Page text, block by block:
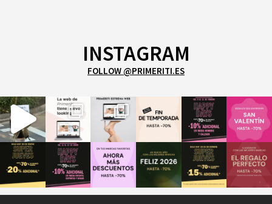
INSTAGRAM
FOLLOW @PRIMERITI.ES